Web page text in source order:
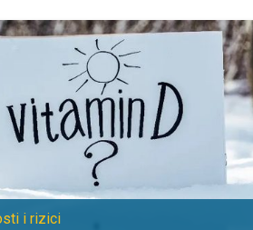
zračenja na čoveka. Prednosti i
i rizici